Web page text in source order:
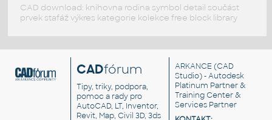
CAD download: knihovna rodina symbol detail součást
prvek stafáž výkres kategorie kolekce free block library
CADfórum
Tipy, triky, podpora,
pomoc a rady pro
AutoCAD, LT, Inventor,
Revit, Map, Civil 3D, 3ds
ARKANCE (CAD
Studio) - Autodesk
Platinum Partner &
Training Center &
Services Partner